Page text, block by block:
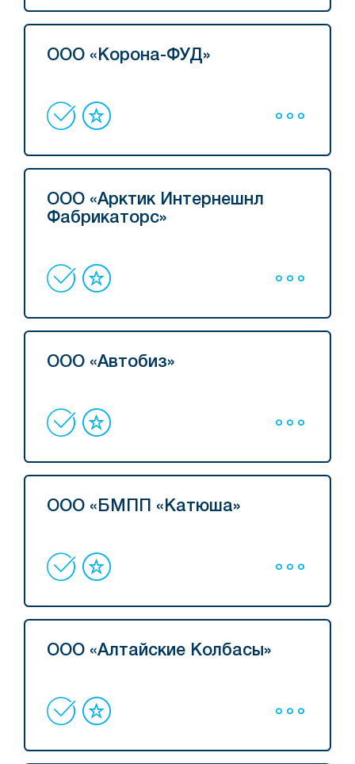
ООО «Корона-ФУД»
ООО «Арктик Интернешнл
Фабрикаторс»
ООО «Автобиз»
ООО «БМПП «Катюша»
ООО «Алтайские Колбасы»